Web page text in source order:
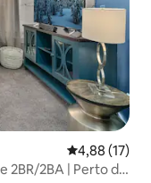
4,88 de uma
4,88 (17)
2BR/2BA | Perto de